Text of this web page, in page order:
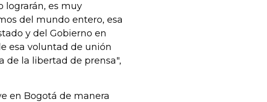
lograrán, es muy
del mundo entero, esa
y del Gobierno en
esa voluntad de unión
de la libertad de prensa",
en Bogotá de manera